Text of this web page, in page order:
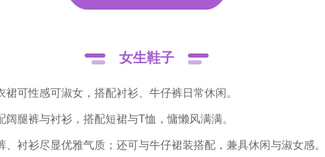
女生鞋子
裙可性感可淑女，搭配衬衫、牛仔裤日常休闲。
阔腿裤与衬衫，搭配短裙与T恤，慵懒风满满。
、衬衫尽显优雅气质；还可与牛仔裙装搭配，兼具休闲与淑女感。